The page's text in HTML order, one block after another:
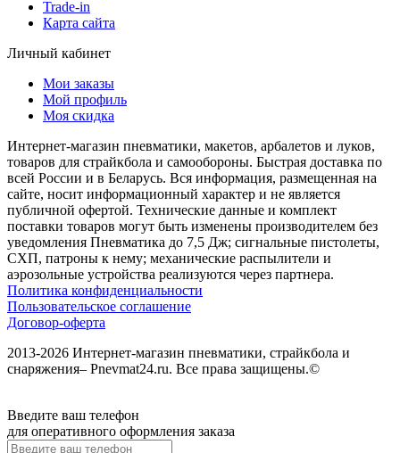
Trade-in
Карта сайта
Личный кабинет
Мои заказы
Мой профиль
Моя скидка
Интернет-магазин пневматики, макетов, арбалетов и луков,
товаров для страйкбола и самообороны. Быстрая доставка по
всей России и в Беларусь. Вся информация, размещенная на
сайте, носит информационный характер и не является
публичной офертой. Технические данные и комплект
поставки товаров могут быть изменены производителем без
уведомления Пневматика до 7,5 Дж; сигнальные пистолеты,
СХП, патроны к нему; механические распылители и
аэрозольные устройства реализуются через партнера.
Политика конфиденциальности
Пользовательское соглашение
Договор-оферта
2013-2026 Интернет-магазин пневматики, страйкбола и
снаряжения– Pnevmat24.ru. Все права защищены.©
Введите ваш телефон
для оперативного оформления заказа